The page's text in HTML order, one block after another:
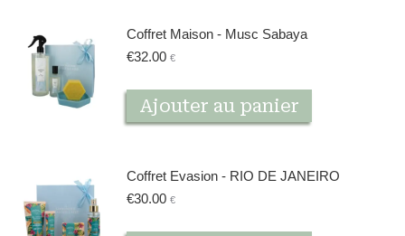
Coffret Maison - Musc Sabaya
€32.00 €
Ajouter au panier
Coffret Evasion - RIO DE JANEIRO
€30.00 €